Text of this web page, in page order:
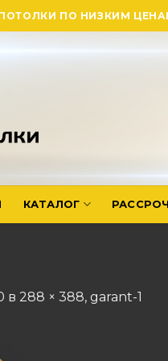
ПО НИЗКИМ
КАТАЛОГ
в 288 × 388, garant-1